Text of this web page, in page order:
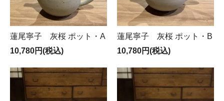
蓮尾寧子 灰桜 ポット・A
10,780円(税込)
蓮尾寧子 灰桜 ポット・B
10,780円(税込)